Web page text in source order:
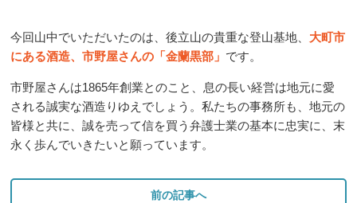
今回山中でいただいたのは、後立山の貴重な登山基地、 大町市
にある酒造、市野屋さんの「金蘭黒部」 です。
市野屋さんは1865年創業とのこと、息の長い経営は地元に愛
される誠実な酒造りゆえでしょう。私たちの事務所も、地元の
皆様と共に、誠を売って信を買う弁護士業の基本に忠実に、末
永く歩んでいきたいと願っています。
前の記事へ